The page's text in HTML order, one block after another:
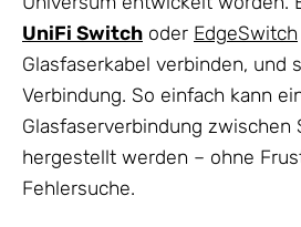
UniFi Switch oder EdgeSwitch
Glasfaserkabel verbinden, und
Verbindung. So einfach kann
Glasfaserverbindung zwischen
hergestellt werden – ohne
Fehlersuche.